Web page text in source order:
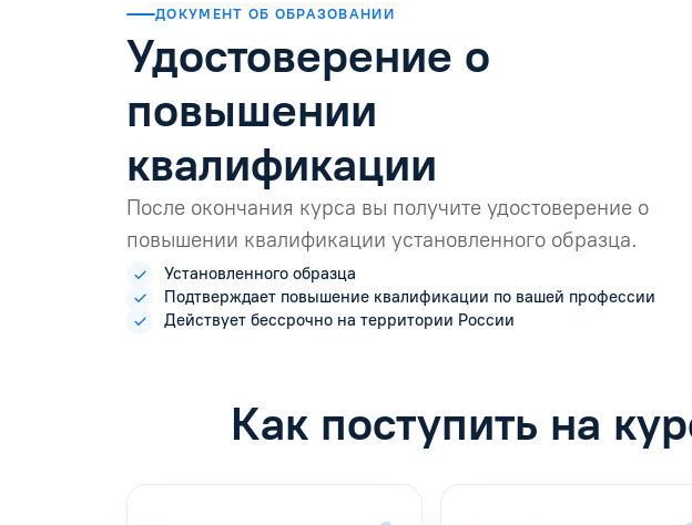
ДОКУМЕНТ ОБ ОБРАЗОВАНИИ
Удостоверение о
повышении
квалификации
После окончания курса вы получите удостоверение о
повышении квалификации установленного образца.
Установленного образца
Подтверждает повышение квалификации по вашей профессии
Действует бессрочно на территории России
Как поступить на